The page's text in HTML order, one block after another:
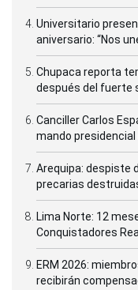
Universitario
aniversario: “Nos
Chupaca reporta
después del fuerte
Canciller Carlos
mando presidencial
Arequipa: despiste
precarias
Lima Norte: 12
Conquistadores
ERM 2026:
recibirán